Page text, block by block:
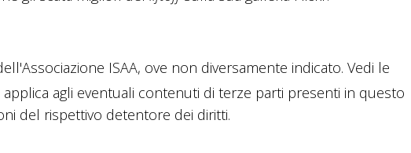
ISAA, ove non diversamente indicato. Vedi le
agli eventuali contenuti di terze parti presenti in questo
del rispettivo detentore dei diritti.